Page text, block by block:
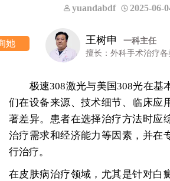
yuandabdf 2025-06-
王树申
一科主任
擅长：外科手术治疗各类白癜风
极速308激光与美国308光在基
们在设备来源、技术细节、临床应
著差异。患者在选择治疗方法时应
治疗需求和经济能力等因素，并在
行治疗。
在皮肤病治疗领域，尤其是针对白